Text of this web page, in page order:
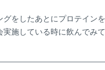
グをしたあとにプロテインを
実施している時に飲んでみ